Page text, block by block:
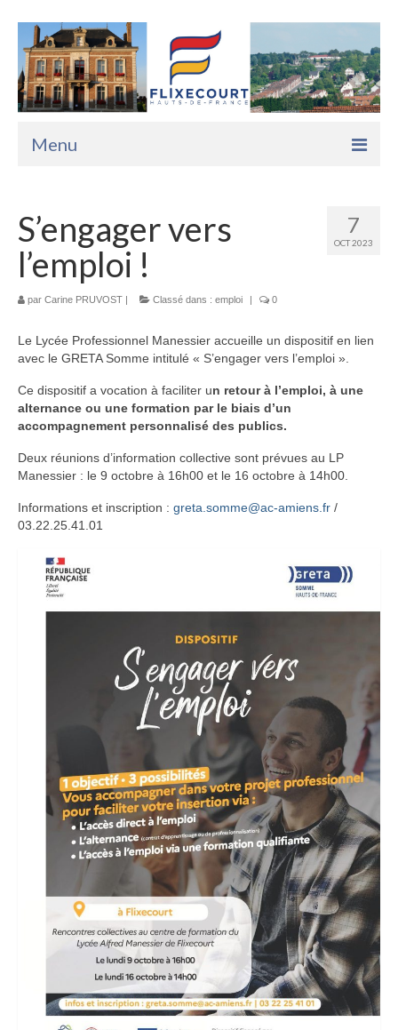
Menu
La Mairie
Vie Pratique
Services
Enfance Jeunesse
7
OCT 2023
S’engager vers
l’emploi !
par Carine PRUVOST | Classé dans : emploi | 0
Le Lycée Professionnel Manessier accueille un dispositif en lien
avec le GRETA Somme intitulé « S’engager vers l’emploi ».
Ce dispositif a vocation à faciliter un retour à l’emploi, à une
alternance ou une formation par le biais d’un
accompagnement personnalisé des publics.
Deux réunions d’information collective sont prévues au LP
Manessier : le 9 octobre à 16h00 et le 16 octobre à 14h00.
Informations et inscription : greta.somme@ac-amiens.fr /
03.22.25.41.01